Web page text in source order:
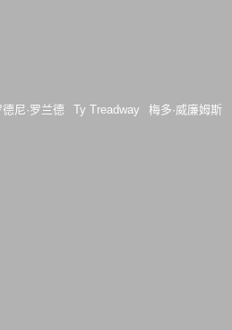
德尼·罗兰德 Ty Treadway 梅多·威廉姆斯